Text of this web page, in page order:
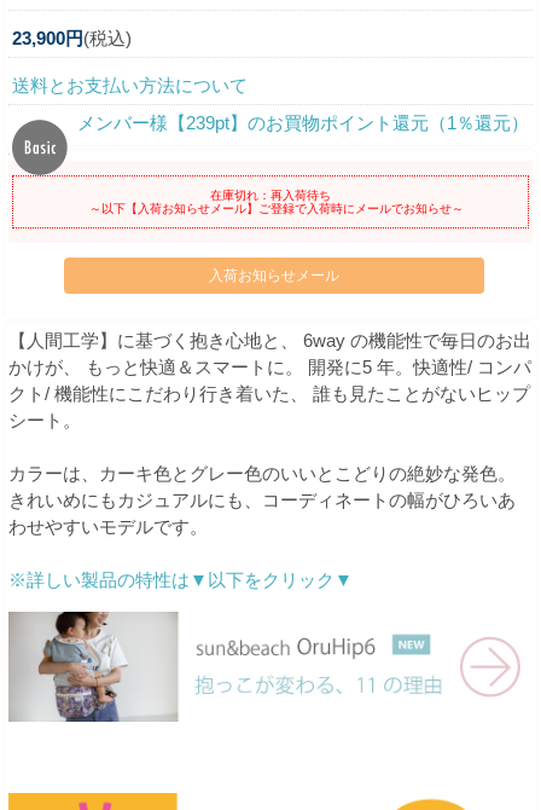
23,900円(税込)
送料とお支払い方法について
メンバー様【239pt】のお買物ポイント還元（1％還元）
在庫切れ：再入荷待ち
～以下【入荷お知らせメール】ご登録で入荷時にメールでお知らせ～
入荷お知らせメール
【人間工学】に基づく抱き心地と、 6way の機能性で毎日のお出
かけが、 もっと快適＆スマートに。 開発に5 年。快適性/ コンパ
クト/ 機能性にこだわり行き着いた、 誰も見たことがないヒップ
シート。
カラーは、カーキ色とグレー色のいいとこどりの絶妙な発色。
きれいめにもカジュアルにも、コーディネートの幅がひろいあ
わせやすいモデルです。
※詳しい製品の特性は▼以下をクリック▼